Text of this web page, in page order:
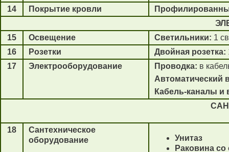
14
Покрытие кровли
15
Освещение Светильники: 1
16
Розетки Двойная розетка:
17
Электрооборудование Проводка: в
Автоматический
Кабель-каналы и
18
Сантехническое
оборудование
Унитаз
Раковина